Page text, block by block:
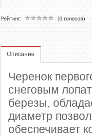
Рейтинг: (0 голосов)
Описание
Черенок
снеговым
березы,
диаметр
обеспечивает